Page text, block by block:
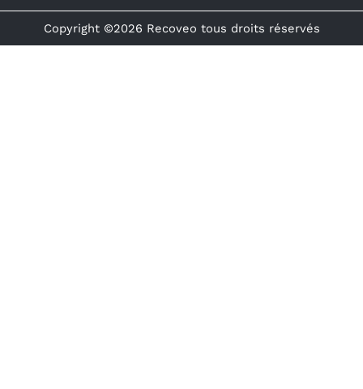
Copyright ©2026 Recoveo tous droits réservés